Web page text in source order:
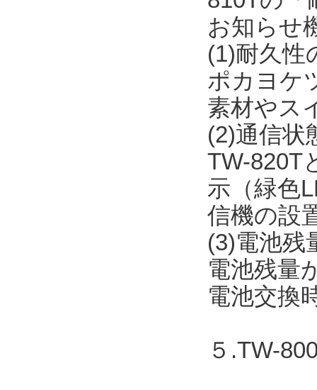
お知らせ
(1)耐久性
ポカヨケ
素材やス
(2)通信状
TW-820T
示（緑色
信機の設
(3)電池残
電池残量
電池交換
５.TW-